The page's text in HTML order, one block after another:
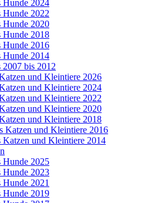
Hunde 2024
Hunde 2022
Hunde 2020
Hunde 2018
Hunde 2016
Hunde 2014
bis 2012
und Kleintiere 2026
und Kleintiere 2024
und Kleintiere 2022
und Kleintiere 2020
und Kleintiere 2018
Katzen und Kleintiere 2016
Katzen und Kleintiere 2014
Hunde 2025
Hunde 2023
2021
Hunde 2019